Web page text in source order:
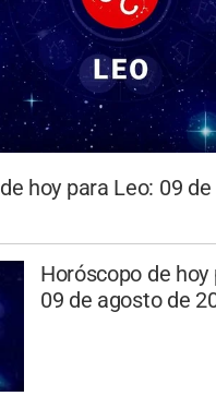
hoy para Leo: 09
Horóscopo de hoy
09 de agosto de